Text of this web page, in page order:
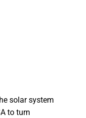
solar system
to turn